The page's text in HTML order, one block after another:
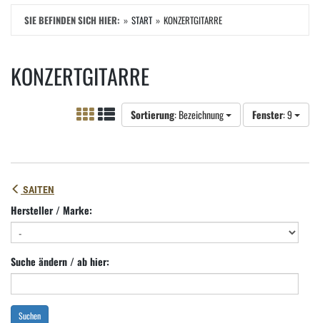
SIE BEFINDEN SICH HIER: START KONZERTGITARRE
KONZERTGITARRE
Sortierung: Bezeichnung Fenster: 9
SAITEN
Hersteller / Marke:
Suche ändern / ab hier:
Suchen